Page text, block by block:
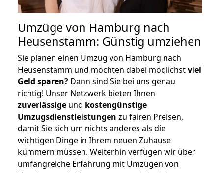
Umzüge von Hamburg nach
Heusenstamm: Günstig umziehen
Sie planen einen Umzug von Hamburg nach
Heusenstamm und möchten dabei möglichstviel
Geld sparen? Dann sind Sie bei uns genau
richtig! Unser Netzwerk bieten Ihnen
zuverlässige und kostengünstige
Umzugsdienstleistungen zu fairen Preisen,
damit Sie sich um nichts anderes als die
wichtigen Dinge in Ihrem neuen Zuhause
kümmern müssen. Weiterhin verfügen wir über
umfangreiche Erfahrung mit Umzügen von